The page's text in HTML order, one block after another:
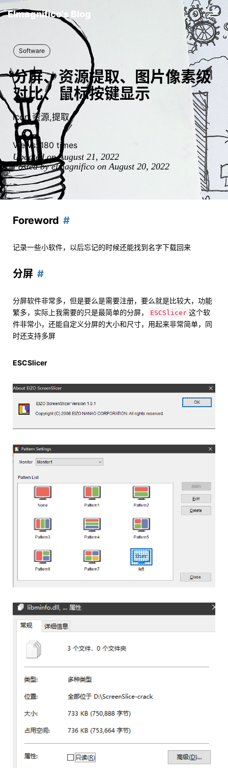
Elmagnifico's Blog
Software
分屏、资源提取、图片像素级
对比、鼠标按键显示
icon,资源,提取
Views: 180 times
Updated on August 21, 2022
Posted by elmagnifico on August 20, 2022
Foreword
记录一些小软件，以后忘记的时候还能找到名字下载回来
分屏
分屏软件非常多，但是要么是需要注册，要么就是比较大，功能
繁多，实际上我需要的只是最简单的分屏，
ESCSlicer 这个软
件非常小，还能自定义分屏的大小和尺寸，用起来非常简单，同
时还支持多屏
ESCSlicer